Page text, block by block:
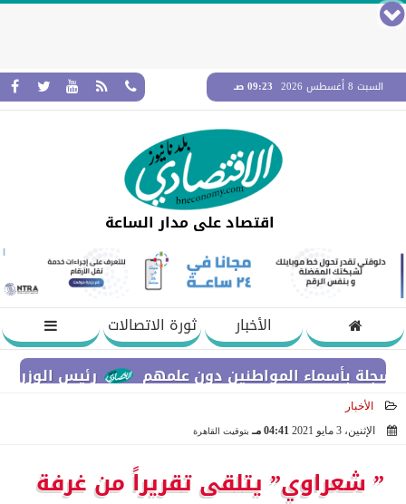
السبت 8 أغسطس 2026 09:23 صـ
اقتصاد على مدار الساعة
الأخبار
ثورة الاتصالات
رئيس الوزراء
المواطنين دون علمهم
الأخبار
الإثنين، 3 مايو 2021
04:41 مـ بتوقيت القاهرة
” شعراوي” يتلقى تقريراً من غرفة